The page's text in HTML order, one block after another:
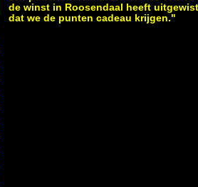
de winst in Roosendaal heeft
dat we de punten cadeau krijgen."